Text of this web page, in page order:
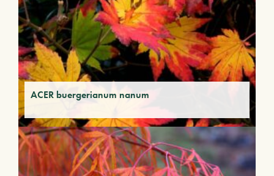
ACER buergerianum nanum